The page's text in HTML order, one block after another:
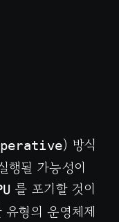
) 방식
행될 가능성이
를 포기할 것이
유형의 운영체제